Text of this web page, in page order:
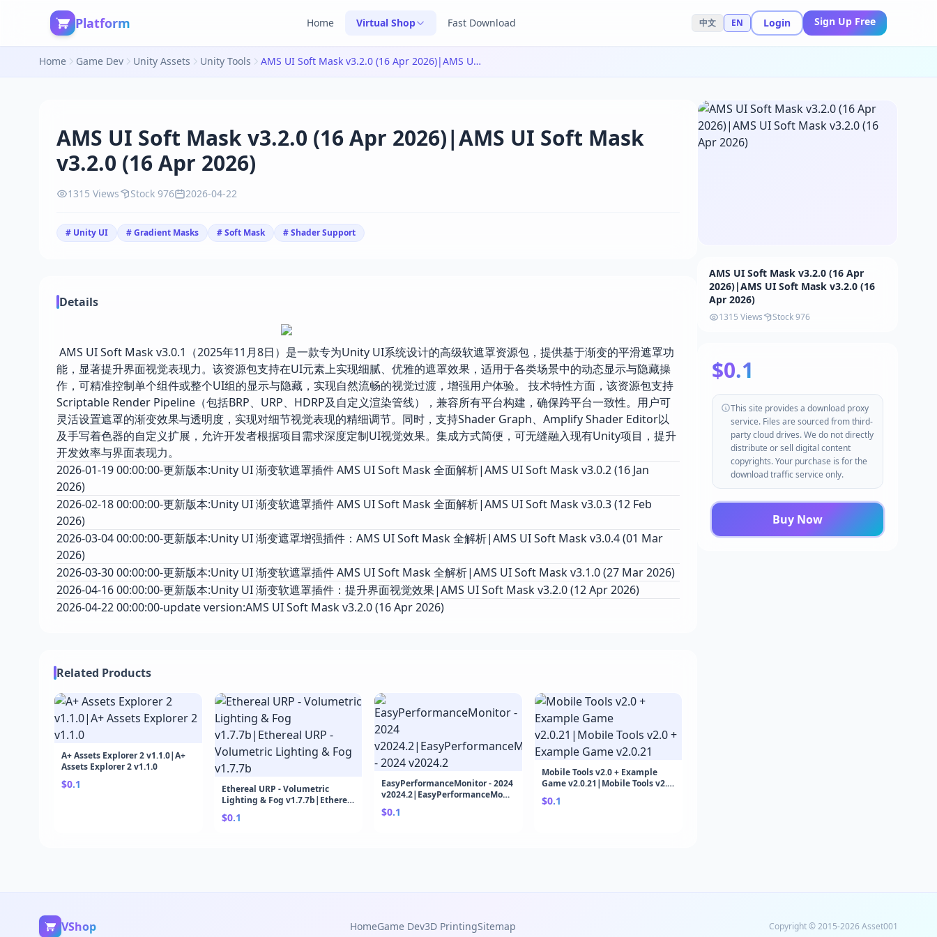
Platform Home Virtual Shop Fast Download 中文 EN Login Sign Up Free
Home Game Dev Unity Assets Unity Tools AMS UI Soft Mask v3.2.0 (16 Apr 2026)|AMS UI Soft Mask v3.2.0 (16 Apr 2026)
AMS UI Soft Mask v3.2.0 (16 Apr 2026)|AMS UI Soft Mask
v3.2.0 (16 Apr 2026)
1315 Views Stock 976 2026-04-22
# Unity UI # Gradient Masks # Soft Mask # Shader Support
Details
AMS UI Soft Mask v3.0.1（2025年11月8日）是一款专为Unity UI系统设计的高级软遮罩资源包，提供基于渐变的平滑遮罩功
能，显著提升界面视觉表现力。该资源包支持在UI元素上实现细腻、优雅的遮罩效果，适用于各类场景中的动态显示与隐藏操
作，可精准控制单个组件或整个UI组的显示与隐藏，实现自然流畅的视觉过渡，增强用户体验。 技术特性方面，该资源包支持
Scriptable Render Pipeline（包括BRP、URP、HDRP及自定义渲染管线），兼容所有平台构建，确保跨平台一致性。用户可
灵活设置遮罩的渐变效果与透明度，实现对细节视觉表现的精细调节。同时，支持Shader Graph、Amplify Shader Editor以
及手写着色器的自定义扩展，允许开发者根据项目需求深度定制UI视觉效果。集成方式简便，可无缝融入现有Unity项目，提升
开发效率与界面表现力。
2026-01-19 00:00:00-更新版本:Unity UI 渐变软遮罩插件 AMS UI Soft Mask 全面解析|AMS UI Soft Mask v3.0.2 (16 Jan
2026)
2026-02-18 00:00:00-更新版本:Unity UI 渐变软遮罩插件 AMS UI Soft Mask 全面解析|AMS UI Soft Mask v3.0.3 (12 Feb
2026)
2026-03-04 00:00:00-更新版本:Unity UI 渐变遮罩增强插件：AMS UI Soft Mask 全解析|AMS UI Soft Mask v3.0.4 (01 Mar
2026)
2026-03-30 00:00:00-更新版本:Unity UI 渐变软遮罩插件 AMS UI Soft Mask 全解析|AMS UI Soft Mask v3.1.0 (27 Mar 2026)
2026-04-16 00:00:00-更新版本:Unity UI 渐变软遮罩插件：提升界面视觉效果|AMS UI Soft Mask v3.2.0 (12 Apr 2026)
2026-04-22 00:00:00-update version:AMS UI Soft Mask v3.2.0 (16 Apr 2026)
Related Products
A+ Assets Explorer 2 v1.1.0|A+
Assets Explorer 2 v1.1.0
$0.1
Ethereal URP - Volumetric
Lighting & Fog v1.7.7b|Ethereal
URP - Volumetric Lighting &
Fog v1.7.7b
$0.1
EasyPerformanceMonitor - 2024
v2024.2|EasyPerformanceMonitor
- 2024 v2024.2
$0.1
Mobile Tools v2.0 + Example
Game v2.0.21|Mobile Tools v2.0
+ Example Game v2.0.21
$0.1
AMS UI Soft Mask v3.2.0 (16 Apr
2026)|AMS UI Soft Mask v3.2.0 (16
Apr 2026)
1315 Views Stock 976
$0.1
This site provides a download proxy
service. Files are sourced from third-
party cloud drives. We do not directly
distribute or sell digital content
copyrights. Your purchase is for the
download traffic service only.
Buy Now
VShop HomeGame Dev3D PrintingSitemap Copyright © 2015-2026 Asset001